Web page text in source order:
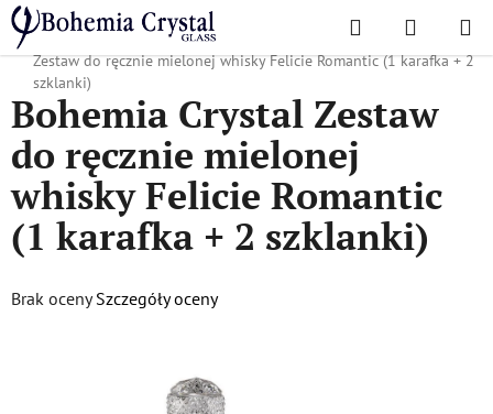
Przejść
do
treści
Szukaj KOSZYK
Home
/ Popularne kolekcje / Felicja Romantyczna
Bohemia Crystal
Zestaw do ręcznie mielonej whisky Felicie Romantic (1 karafka + 2
szklanki)
Bohemia Crystal Zestaw
do ręcznie mielonej
whisky Felicie Romantic
(1 karafka + 2 szklanki)
Średnia
Brak oceny Szczegóły oceny